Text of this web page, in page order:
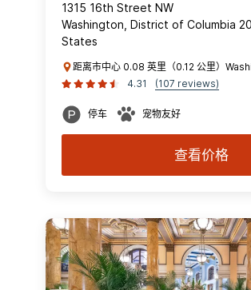
1315 16th Street NW
Washington, District of Columbia
States
距离市中心 0.08 英里（0.12 公里）
4.31
(107 reviews)
停车 宠物友好
查看价格